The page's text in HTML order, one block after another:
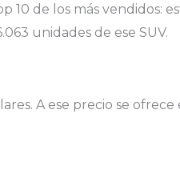
de los más vendidos:
unidades de ese SUV.
A ese precio se